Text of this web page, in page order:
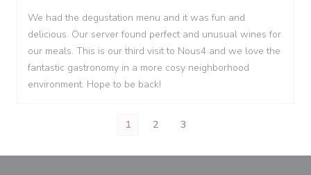
We had the degustation menu and it was fun and
delicious. Our server found perfect and unusual wines for
our meals. This is our third visit to Nous4 and we love the
fantastic gastronomy in a more cosy neighborhood
environment. Hope to be back!
1 2 3